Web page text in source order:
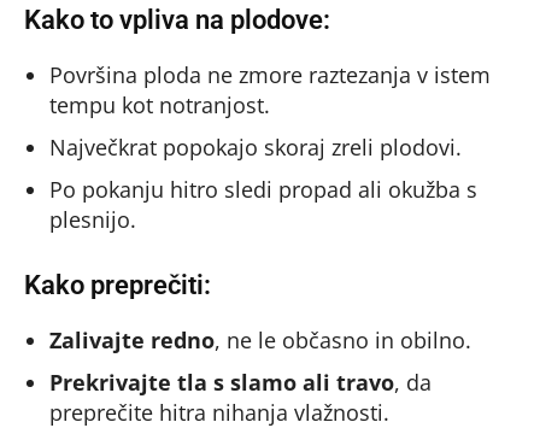
Kako to vpliva na plodove:
Površina ploda ne zmore raztezanja v istem
tempu kot notranjost.
Največkrat popokajo skoraj zreli plodovi.
Po pokanju hitro sledi propad ali okužba s
plesnijo.
Kako preprečiti:
Zalivajte redno, ne le občasno in obilno.
Prekrivajte tla s slamo ali travo, da
preprečite hitra nihanja vlažnosti.